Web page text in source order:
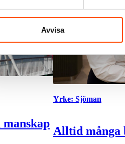
Avvisa
Yrke: Sjöman
Alltid många